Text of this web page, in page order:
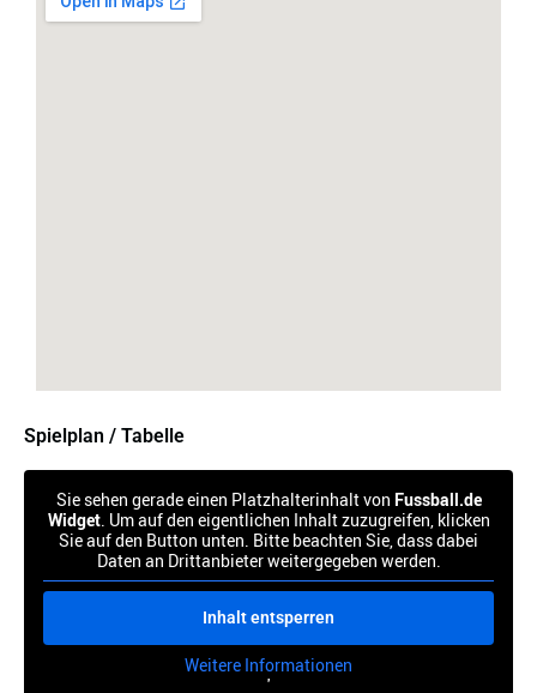
Spielplan / Tabelle
Sie sehen gerade einen Platzhalterinhalt von Fussball.de
Widget. Um auf den eigentlichen Inhalt zuzugreifen, klicken
Sie auf den Button unten. Bitte beachten Sie, dass dabei
Daten an Drittanbieter weitergegeben werden.
Inhalt entsperren
Weitere Informationen
'